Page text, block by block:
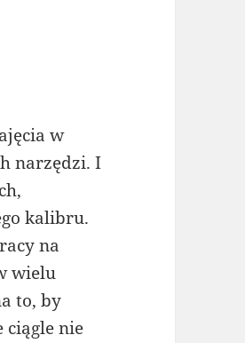
w
narzędzi. I
kalibru.
na
wielu
to, by
ciągle nie